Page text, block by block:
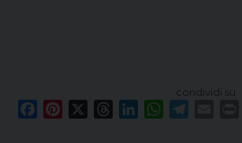
condividi su
W